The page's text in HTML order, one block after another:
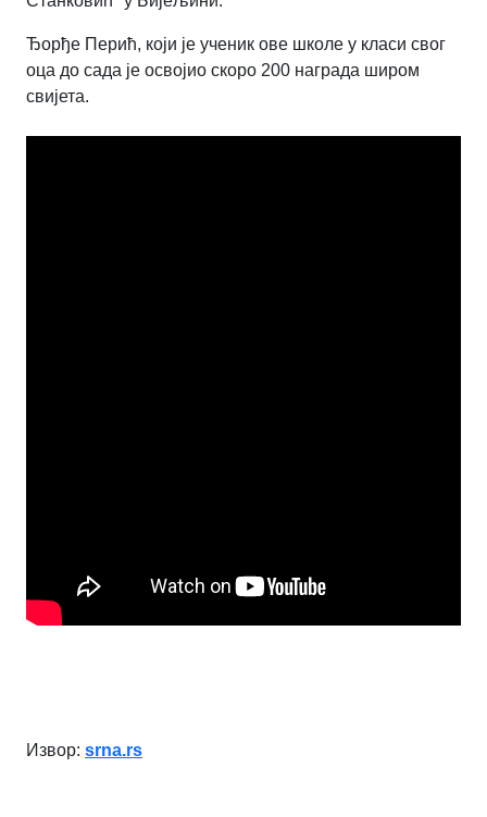
Ђорђе Перић, који је ученик ове школе у класи свог
оца до сада је освојио скоро 200 награда широм
свијета.
Извор: srna.rs